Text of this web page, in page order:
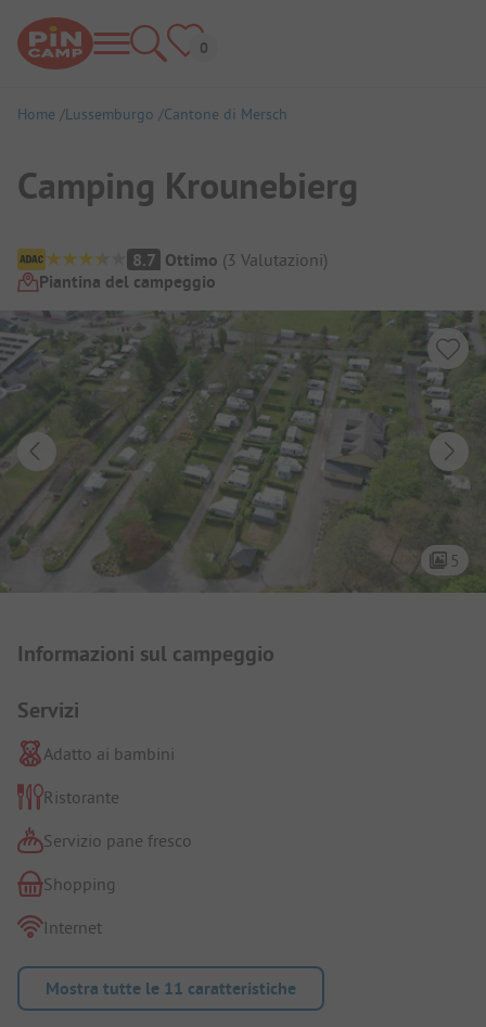
Home Lussemburgo Cantone di Mersch
Camping Krounebierg
Panoramica del campeggio
8.7 Ottimo (3 Valutazioni)
Piantina del campeggio
5
Informazioni sul campeggio
Servizi
Adatto ai bambini
Ristorante
Servizio pane fresco
Shopping
Internet
Mostra tutte le 11 caratteristiche